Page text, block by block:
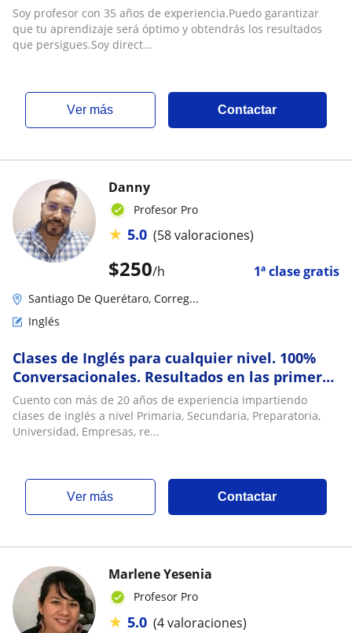
Soy profesor con 35 años de experiencia.Puedo garantizar
que tu aprendizaje será óptimo y obtendrás los resultados
que persigues.Soy direct...
ver más Contactar
$250/h 1ª clase gratis
Danny
Profesor Pro
★ 5.0 (58 valoraciones)
Santiago De Querétaro, Correg...
Inglés
Clases de Inglés para cualquier nivel. 100%
Conversacionales. Resultados en las primeras
20 horas. GARANTIZADO
Cuento con más de 20 años de experiencia impartiendo
clases de inglés a nivel Primaria, Secundaria, Preparatoria,
Universidad, Empresas, re...
ver más Contactar
Marlene Yesenia
Profesor Pro
★ 5.0 (4 valoraciones)